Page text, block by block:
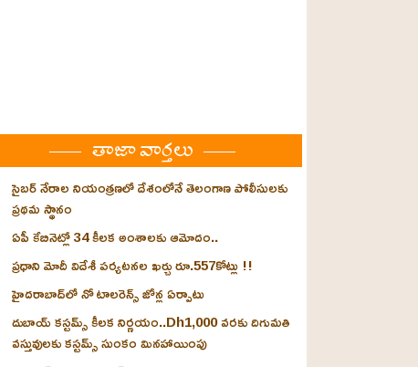
తాజా వార్తలు
సైబర్ నేరాల నియంత్రణలో దేశంలోనే తెలంగాణ పోలీసులకు
ప్రథమ స్థానం
ఏపీ కేబినెట్లో 34 కీలక అంశాలకు ఆమోదం..
ప్రధాని మోదీ విదేశీ పర్యటనల ఖర్చు రూ.557కోట్లు !!
హైదరాబాద్‌లో నో టాలరెన్స్ జోన్ల ఏర్పాటు
దుబాయ్ కస్టమ్స్ కీలక నిర్ణయం..Dh1,000 వరకు దిగుమతి
వస్తువులకు కస్టమ్స్ సుంకం మినహాయింపు